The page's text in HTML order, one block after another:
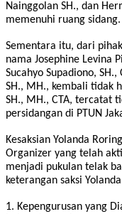
Nainggolan SH., dan
memenuhi ruang sidang.
Sementara itu, dari
nama Josephine Levina
Sucahyo Supadiono,
SH., MH., kembali tidak
SH., MH., CTA, tercatat
persidangan di PTUN
Kesaksian Yolanda
Organizer yang telah
menjadi pukulan telak
keterangan saksi
1. Kepengurusan yang